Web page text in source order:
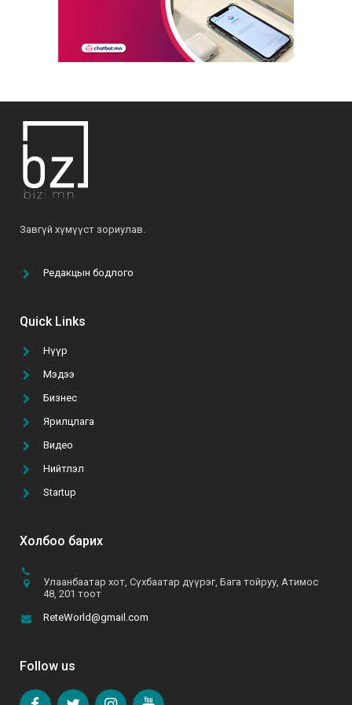
Б.Ариунтуяа: “Аливаад чин сэтгэлээр,
2022-04-28
нь туслах далай шиг их боломж бий”
Завгүй хүмүүст зориулав.
Редакцын бодлого
Quick Links
Нүүр
Мэдээ
Бизнес
Ярилцлага
Видео
Нийтлэл
Startup
Холбоо барих
Улаанбаатар хот, Сүхбаатар дүүрэг, Бага тойруу, Атимос
48, 201 тоот
ReteWorld@gmail.com
Follow us